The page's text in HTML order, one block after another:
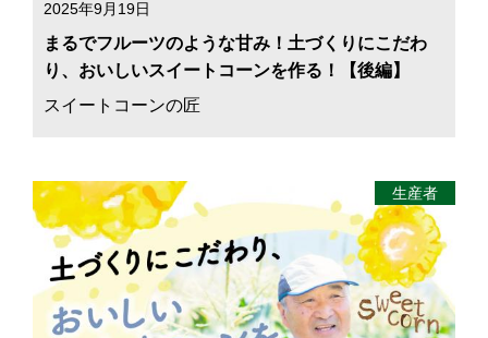
2025年9月19日
まるでフルーツのような甘み！土づくりにこだわ
り、おいしいスイートコーンを作る！【後編】
スイートコーンの匠
生産者